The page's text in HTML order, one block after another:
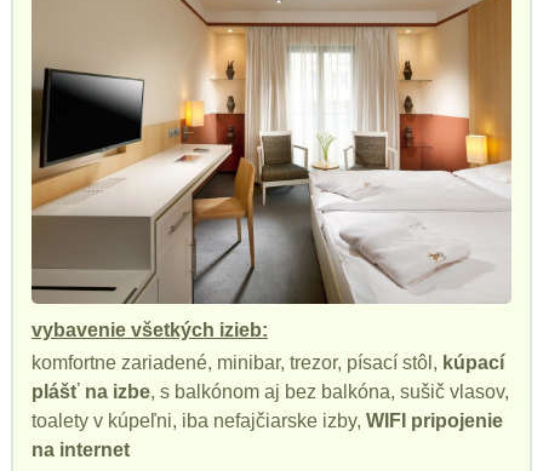
vybavenie všetkých izieb:
komfortne zariadené, minibar, trezor, písací stôl, kúpací
plášť na izbe, s balkónom aj bez balkóna, sušič vlasov,
toalety v kúpeľni, iba nefajčiarske izby, WIFI pripojenie
na internet